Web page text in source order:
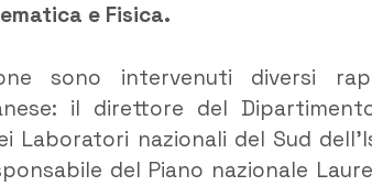
e Fisica.
sono intervenuti diversi
il direttore del
Laboratori nazionali del Sud
del Piano nazionale